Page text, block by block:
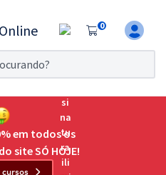
0
7 dias!
o Exame da
em todos os
site SÓ HOJE!
cursos